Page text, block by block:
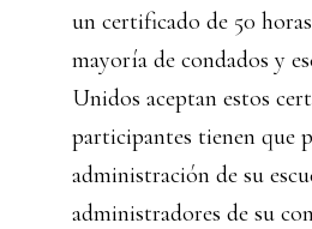
un certificado de 50
mayoría de condados y
Unidos aceptan estos
participantes tienen que
administración de su
administradores de su